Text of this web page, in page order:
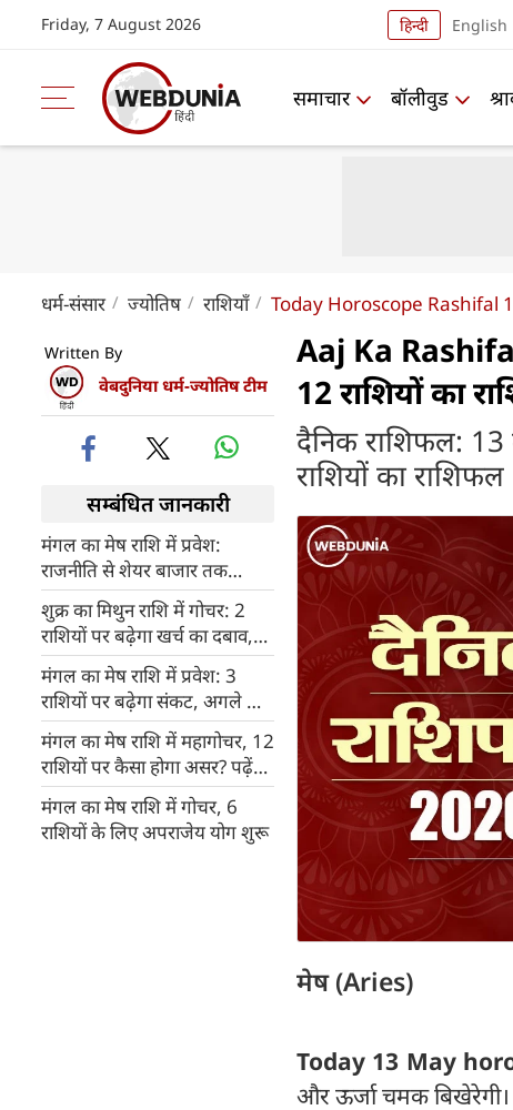
Friday, 7 August 2026 हिन्दी English
समाचार बॉलीवुड
धर्म-संसार ज्योतिष राशियाँ Today Horoscope Rashifal
Written By
वेबदुनिया धर्म-ज्योतिष टीम
सम्बंधित जानकारी
मंगल का मेष राशि में प्रवेश:
राजनीति से शेयर बाजार तक
दिखेगा बड़ा असर, जानें देश-दुनिया
पर क्या होगा प्रभाव
शुक्र का मिथुन राशि में गोचर: 2
राशियों पर बढ़ेगा खर्च का दबाव,
धन हानि से बचने के लिए रहें सतर्क
मंगल का मेष राशि में प्रवेश: 3
राशियों पर बढ़ेगा संकट, अगले कुछ
दिन रहें बेहद सावधान
मंगल का मेष राशि में महागोचर, 12
राशियों पर कैसा होगा असर? पढ़ें
राशिफल
मंगल का मेष राशि में गोचर, 6
राशियों के लिए अपराजेय योग शुरू
Aaj Ka
12 राशियों का
दैनिक राशिफल:
राशियों का राशिफल
मेष (Aries)
Today 13 May
और ऊर्जा चमक बिखेरेगी।